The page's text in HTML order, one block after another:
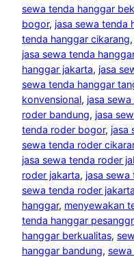
sewa tenda hanggar
bogor, jasa sewa tenda
tenda hanggar cikarang,
jasa sewa tenda
hanggar jakarta, jasa
sewa tenda hanggar
konvensional, jasa
roder bandung, jasa
tenda roder bogor, jasa
sewa tenda roder
jasa sewa tenda roder
roder jakarta, jasa
sewa tenda roder
hanggar, menyewakan
tenda hanggar
hanggar berkualitas,
hanggar bandung,